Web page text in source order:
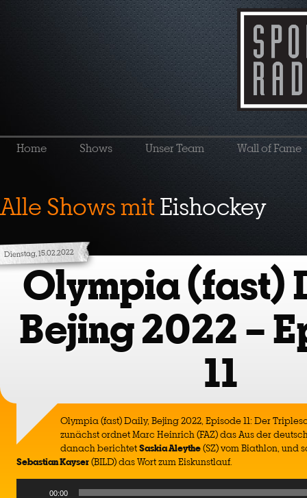
Home Shows Unser Team Wall of Fame
Alle Shows mitEishockey
Dienstag, 15.02.2022
Olympia (fast)
Bejing 2022 –
11
Olympia (fast) Daily, Bejing 2022, Episode 11: Der
zunächst ordnet Marc Heinrich (FAZ) das Aus der
danach berichtetSaskia Aleythe(SZ) vom Biathlon, und
Sebastian Kayser(BILD) das Wort zum Eiskunstlauf.
00:00